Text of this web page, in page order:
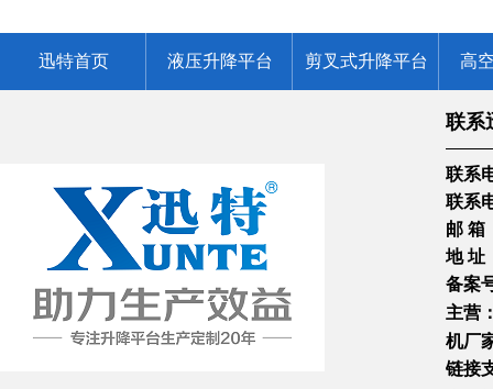
迅特首页 液压升降平台 剪叉式升降平台 高
联系
联系
联系
邮 箱
地 址
备案
主营
机厂
链接